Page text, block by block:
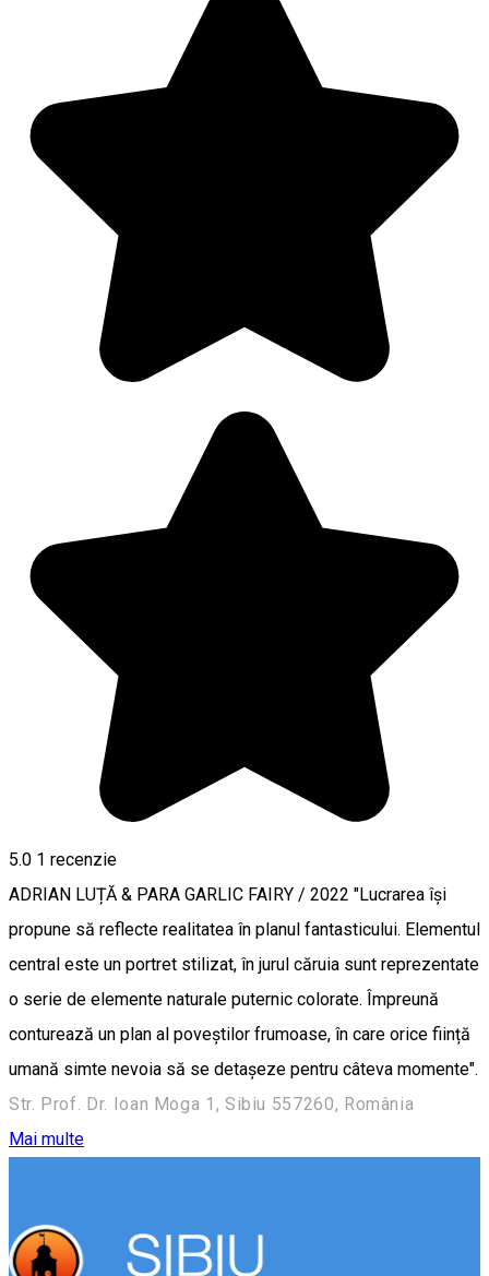
5.0 1 recenzie
ADRIAN LUȚĂ & PARA GARLIC FAIRY / 2022 "Lucrarea își
propune să reflecte realitatea în planul fantasticului. Elementul
central este un portret stilizat, în jurul căruia sunt reprezentate
o serie de elemente naturale puternic colorate. Împreună
conturează un plan al poveștilor frumoase, în care orice ființă
umană simte nevoia să se detașeze pentru câteva momente".
Str. Prof. Dr. Ioan Moga 1, Sibiu 557260, România
Mai multe